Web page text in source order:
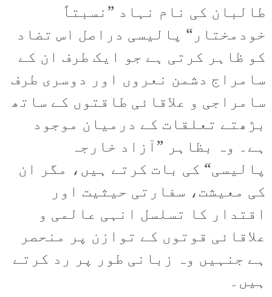
طالبان کی نام نہاد ”نسبتاً
خودمختار“ پالیسی دراصل اس تضاد
کو ظاہر کرتی ہے جو ایک طرف ان کے
سامراج دشمن نعروں اور دوسری طرف
سامراجی و علاقائی طاقتوں کے ساتھ
بڑھتے تعلقات کے درمیان موجود
ہے۔ وہ بظاہر ”آزاد خارجہ
پالیسی“ کی بات کرتے ہیں، مگر ان
کی معیشت، سفارتی حیثیت اور
اقتدار کا تسلسل انہی عالمی و
علاقائی قوتوں کے توازن پر منحصر
ہے جنہیں وہ زبانی طور پر رد کرتے
ہیں۔